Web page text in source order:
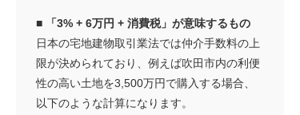
■ 「3% + 6万円 + 消費税」が意味するもの
日本の宅地建物取引業法では仲介手数料の上
限が決められており、例えば吹田市内の利便
性の高い土地を3,500万円で購入する場合、
以下のような計算になります。